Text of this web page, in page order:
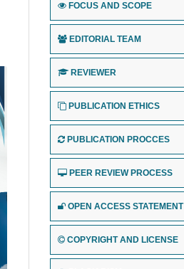
FOCUS AND SCOPE
EDITORIAL TEAM
REVIEWER
PUBLICATION ETHICS
PUBLICATION PROCCES
PEER REVIEW PROCESS
OPEN ACCESS STATEMENT
COPYRIGHT AND LICENSE